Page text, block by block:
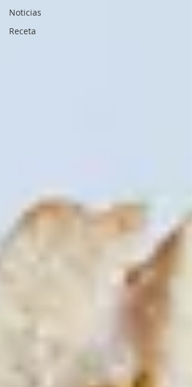
Noticias
Receta